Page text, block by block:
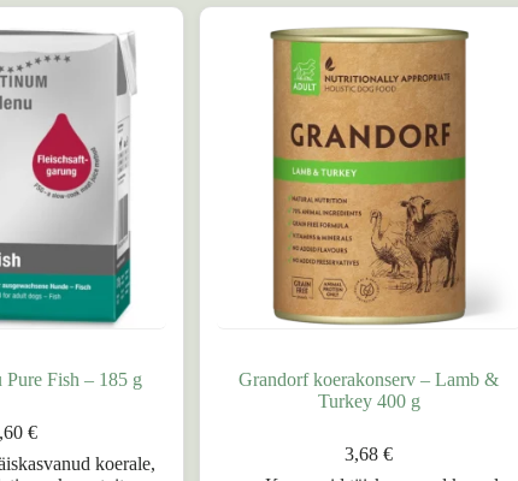
Fish – 185 g
€
koerale,
Grandorf koerakonserv – Lamb &
Turkey 400 g
3,68€